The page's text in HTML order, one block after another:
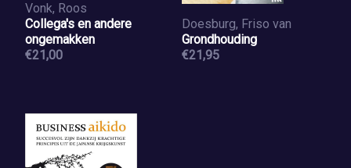
Vonk, Roos
Collega's en andere
ongemakken
€21,00
Doesburg, Friso van
Grondhouding
€21,95